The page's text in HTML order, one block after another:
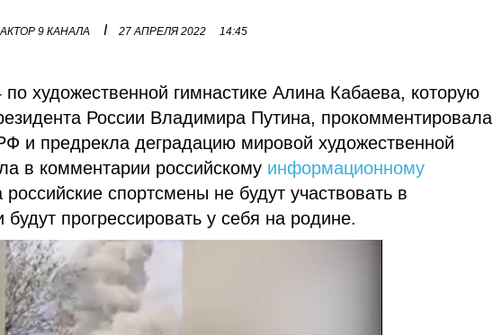
9 КАНАЛА I 27 АПРЕЛЯ 2022 14:45
художественной гимнастике Алина Кабаева, которую
России Владимира Путина, прокомментировала
и предрекла деградацию мировой художественной
в комментарии российскому информационному
спортсмены не будут участвовать в
прогрессировать у себя на родине.